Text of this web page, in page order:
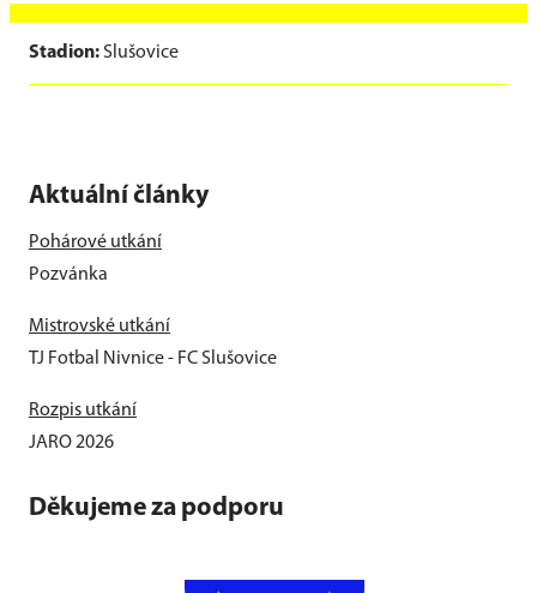
Stadion: Slušovice
Aktuální články
Pohárové utkání
Pozvánka
Mistrovské utkání
TJ Fotbal Nivnice - FC Slušovice
Rozpis utkání
JARO 2026
Děkujeme za podporu